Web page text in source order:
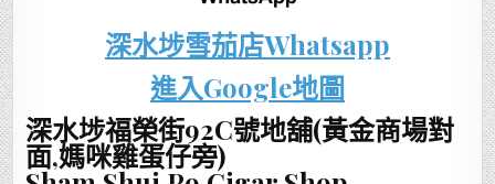
深水埗雪茄店Whatsapp
進入Google地圖
深水埗福榮街92C號地舖(黃金商場對
面,媽咪雞蛋仔旁)